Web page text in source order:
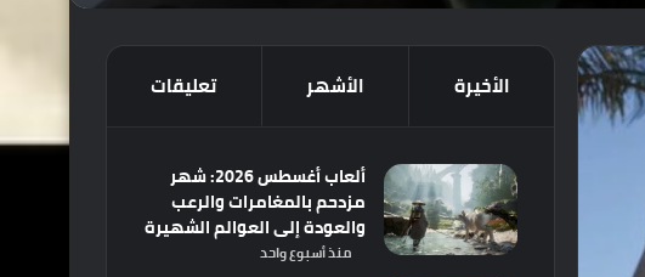
الأخيرة الأشهر تعليقات
ألعاب أغسطس 2026: شهر
مزدحم بالمغامرات والرعب
والعودة إلى العوالم الشهيرة
منذ أسبوع واحد